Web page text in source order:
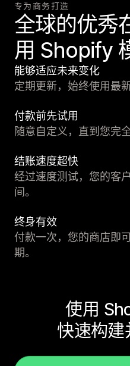
专为商务打造
全球的优秀
用 Shopify
能够适应未来变化
定期更新，始终使用最
付款前先试用
随意自定义，直到您完
结账速度超快
经过速度测试，您的客
间。
终身有效
付款一次，您的商店即
期。
使用
快速构建